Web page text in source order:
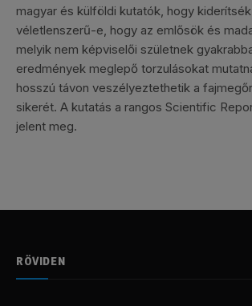
magyar és külföldi kutatók, hogy
véletlenszerű-e, hogy az emlősök és
melyik nem képviselői születnek
eredmények meglepő torzulásokat
hosszú távon veszélyeztethetik a
sikerét. A kutatás a rangos Scientific
jelent meg.
RÖVIDEN